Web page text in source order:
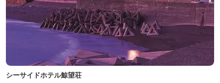
シーサイドホテル鯨望荘